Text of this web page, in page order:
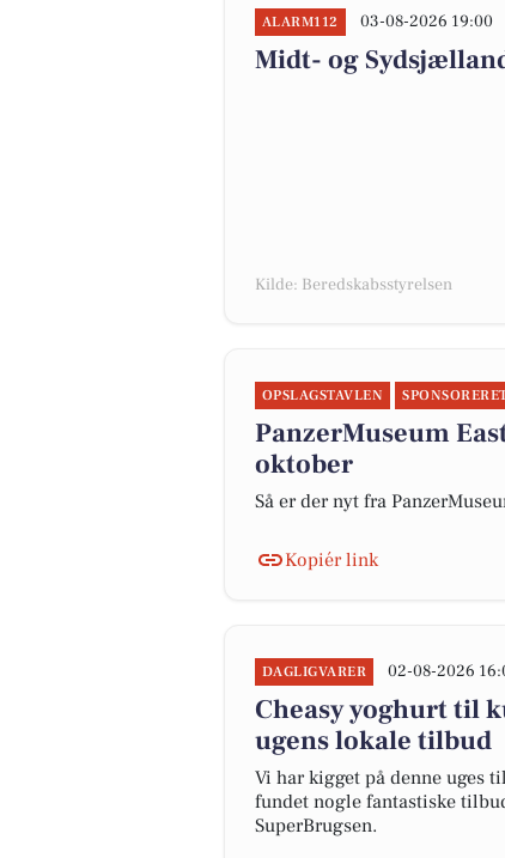
ALARM112 03-08-2026 19:00
Midt- og
Kilde: Beredskabsstyrelsen
OPSLAGSTAVLEN
PanzerMuseum
oktober
Så er der nyt fra
Kopiér link
DAGLIGVARER 02-08-2026
Cheasy yoghurt til
ugens lokale tilbud
Vi har kigget på denne uges
fundet nogle fantastiske
SuperBrugsen.